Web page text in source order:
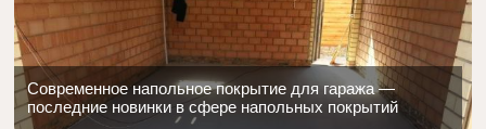
Современное напольное покрытие для гаража —
последние новинки в сфере напольных покрытий